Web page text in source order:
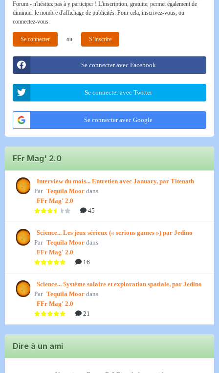
Forum - n'hésitez pas à y participer ! L'inscription, gratuite, permet également de
diminuer le nombre d'affichage de publicités. Pour cela, inscrivez-vous, ou
connectez-vous.
Se connecter ou S’inscrire
Se connecter avec Facebook
Se connecter avec Twitter
Se connecter avec Google
FFr Mag' 2.0
Interview du mois... Entretien avec January, par Titenath
Par Tequila Moor dans
FFr Mag' 2.0
45
Science... Les jeux sérieux (« serious games ») par Jedino
Par Tequila Moor dans
FFr Mag' 2.0
16
Science... Système solaire et exploration spatiale, par Jedino
Par Tequila Moor dans
FFr Mag' 2.0
21
Dire à un ami